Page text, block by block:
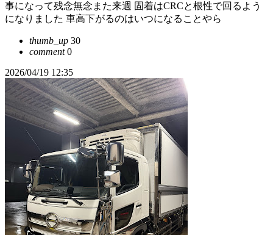
事になって残念無念また来週 固着はCRCと根性で回るよう
になりました 車高下がるのはいつになることやら
thumb_up 30
comment0
2026/04/19 12:35